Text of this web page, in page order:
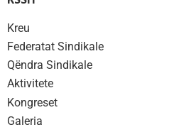
Kreu
Federatat Sindikale
Qëndra Sindikale
Aktivitete
Kongreset
Galeria